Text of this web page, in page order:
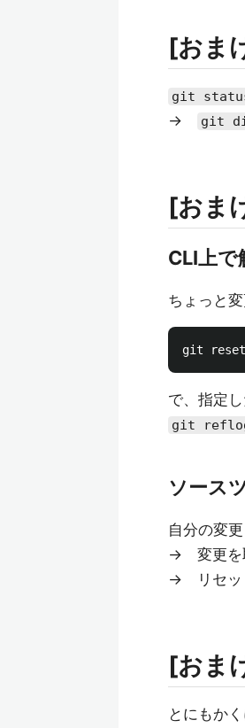
[おま
git
→
git
[おま
CLI上で
ちょっと
で、指定
git
ソース
自分の変
→ 変更を
→ リセッ
[おま
とにもかく